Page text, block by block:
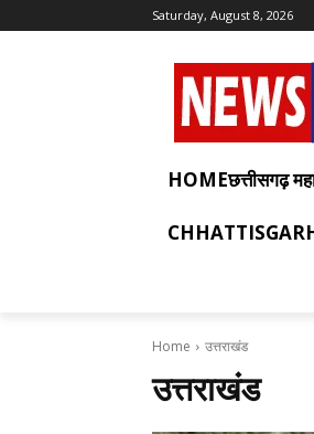
Saturday, August 8, 2026
HOMEछत्तीसगढ़
Home उत्तराखंड
उत्तराखंड